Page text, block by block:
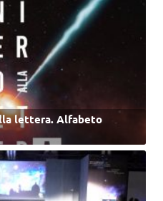
lettera. Alfabeto